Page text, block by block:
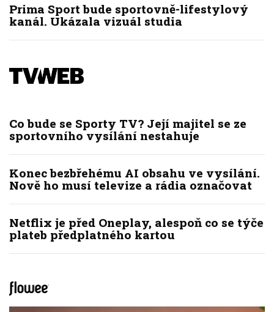
Prima Sport bude sportovně-lifestylový
kanál. Ukázala vizuál studia
Co bude se Sporty TV? Její majitel se ze
sportovního vysílání nestahuje
Konec bezbřehému AI obsahu ve vysílání.
Nově ho musí televize a rádia označovat
Netflix je před Oneplay, alespoň co se týče
plateb předplatného kartou